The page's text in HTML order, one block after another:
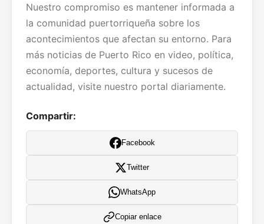
Nuestro compromiso es mantener informada a
la comunidad puertorriqueña sobre los
acontecimientos que afectan su entorno. Para
más noticias de Puerto Rico en video, política,
economía, deportes, cultura y sucesos de
actualidad, visite nuestro portal diariamente.
Compartir:
Facebook
Twitter
WhatsApp
Copiar enlace